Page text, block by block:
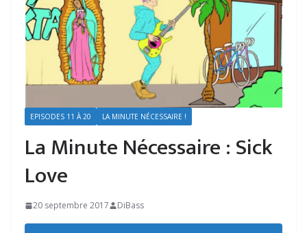
EPISODES 11 À 20 LA MINUTE NÉCESSAIRE !
La Minute Nécessaire : Sick
Love
20 septembre 2017 DiBass